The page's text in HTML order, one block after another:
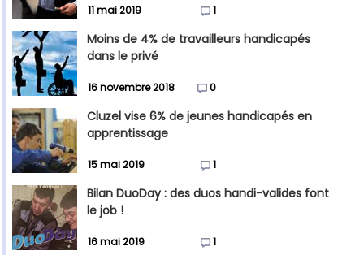
11 mai 2019 1
Moins de 4% de travailleurs handicapés
dans le privé
16 novembre 2018 0
Cluzel vise 6% de jeunes handicapés en
apprentissage
15 mai 2019 1
Bilan DuoDay : des duos handi-valides font
le job !
16 mai 2019 1